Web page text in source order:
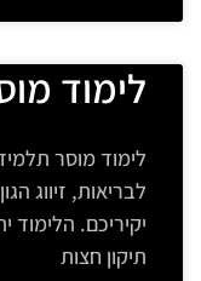
לימוד
לימוד מוסר
לבריאות, זיווג
יקיריכם. הלימוד
תיקון חצות